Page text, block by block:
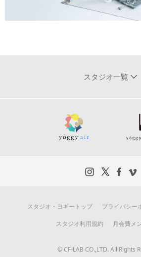
スタジオ一覧
スタジオ・ヨギートップ プライバシー
スタジオ利用規約 月会費メ
© CF-LAB CO.,LTD. All Rights